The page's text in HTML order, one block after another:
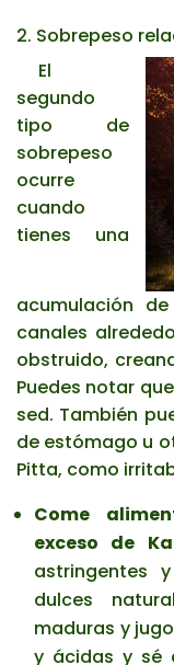
2. Sobrepeso
El
segundo
tipo de
sobrepeso
ocurre
cuando
tienes una
acumulación
canales
obstruido,
Puedes notar
sed. También
de estómago u
Pitta, como
Come
exceso de
astringentes
dulces
maduras y
y ácidas y sé